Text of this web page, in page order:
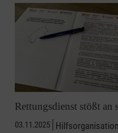
Rettungsdienst stößt an
03.11.2025